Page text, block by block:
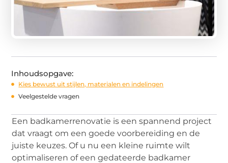
Inhoudsopgave:
Kies bewust uit stijlen, materialen en indelingen
Veelgestelde vragen
Een badkamerrenovatie is een spannend project
dat vraagt om een goede voorbereiding en de
juiste keuzes. Of u nu een kleine ruimte wilt
optimaliseren of een gedateerde badkamer